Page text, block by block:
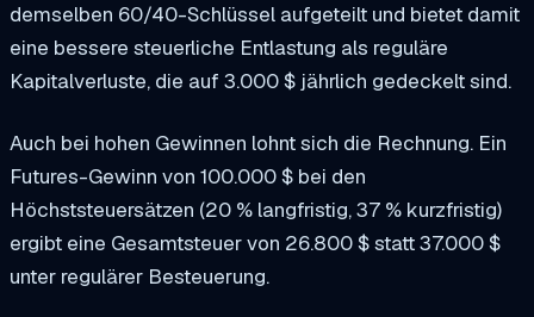
demselben 60/40-Schlüssel aufgeteilt und bietet damit
eine bessere steuerliche Entlastung als reguläre
Kapitalverluste, die auf 3.000 $ jährlich gedeckelt sind.
Auch bei hohen Gewinnen lohnt sich die Rechnung. Ein
Futures-Gewinn von 100.000 $ bei den
Höchststeuersätzen (20 % langfristig, 37 % kurzfristig)
ergibt eine Gesamtsteuer von 26.800 $ statt 37.000 $
unter regulärer Besteuerung.